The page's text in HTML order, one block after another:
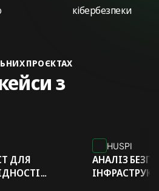
кібербезпеки
ПРОЄКТАХ
з
ДЛЯ
HUSPI
АНАЛІЗ